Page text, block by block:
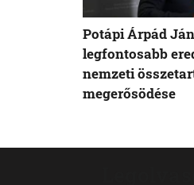
Potápi Árpád
legfontosabb
nemzeti
megerősödése